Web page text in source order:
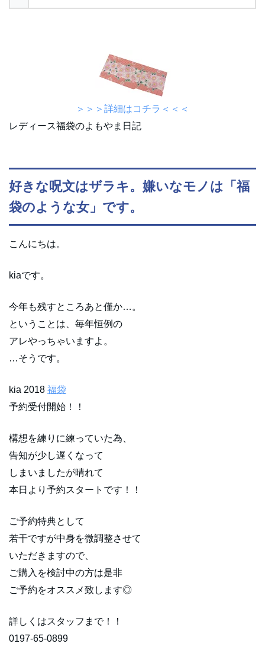
＞＞＞詳細はコチラ＜＜＜
レディース福袋のよもやま日記
好きな呪文はザラキ。嫌いなモノは「福
袋のような女」です。
こんにちは。
kiaです。
今年も残すところあと僅か…。
ということは、毎年恒例の
アレやっちゃいますよ。
…そうです。
kia 2018 福袋
予約受付開始！！
構想を練りに練っていた為、
告知が少し遅くなって
しまいましたが晴れて
本日より予約スタートです！！
ご予約特典として
若干ですが中身を微調整させて
いただきますので、
ご購入を検討中の方は是非
ご予約をオススメ致します◎
詳しくはスタッフまで！！
0197-65-0899